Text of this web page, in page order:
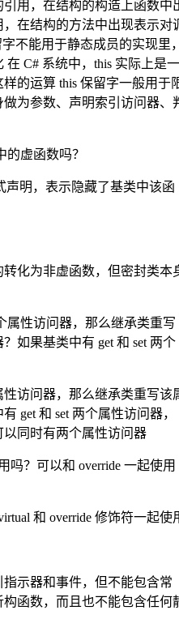
用，在结构的构造上函数中
在结构的方法中出现表示对
不能用于静态成员的实现里
在 C# 系统中，this 实际上是一
的运算 this 保留字一般用于
为参数、声明索引访问器、
虚函数吗？
声明，表示隐藏了基类中该函
化为非虚函数，但密封类本
属性访问器，那么继承类重写
如果基类中有 get 和 set 两个
访问器，那么继承类重写该
get 和 set 两个属性访问器，
同时有两个属性访问器
吗？可以和 override 一起使用
和 override 修饰符一起使
示器和事件，但不能包含常
函数，而且也不能包含任何